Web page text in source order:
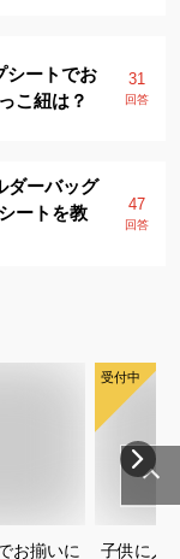
シートでお
こ紐は？
31
回答
ダーバッグ
ートを教
47
回答
お揃いに
受付中
子供に人